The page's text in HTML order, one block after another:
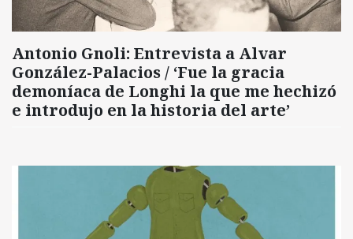
Antonio Gnoli: Entrevista a Alvar
González-Palacios / ‘Fue la gracia
demoníaca de Longhi la que me hechizó
e introdujo en la historia del arte’